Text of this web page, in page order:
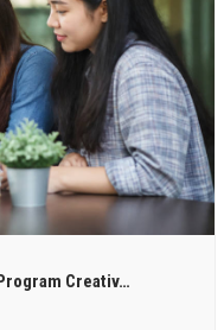
Creativ…